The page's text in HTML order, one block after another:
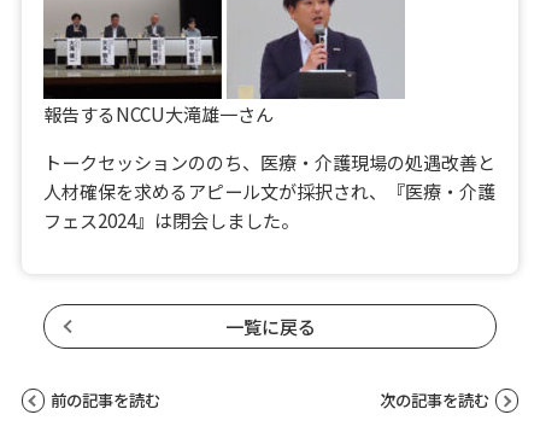
報告するNCCU大滝雄一さん
トークセッションののち、医療・介護現場の処遇改善と
人材確保を求めるアピール文が採択され、『医療・介護
フェス2024』は閉会しました。
一覧に戻る
前の記事を読む 次の記事を読む